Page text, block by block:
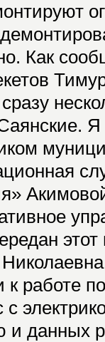
Как
Я
к работе
и данных